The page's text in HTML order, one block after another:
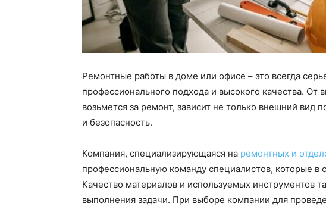
Ремонтные работы в доме или офисе – это всегда
профессионального подхода и высокого качества.
возьмется за ремонт, зависит не только внешний вид
и безопасность.
Компания, специализирующаяся на ремонтных и
профессиональную команду специалистов, которые в
Качество материалов и используемых инструментов
выполнения задачи. При выборе компании для